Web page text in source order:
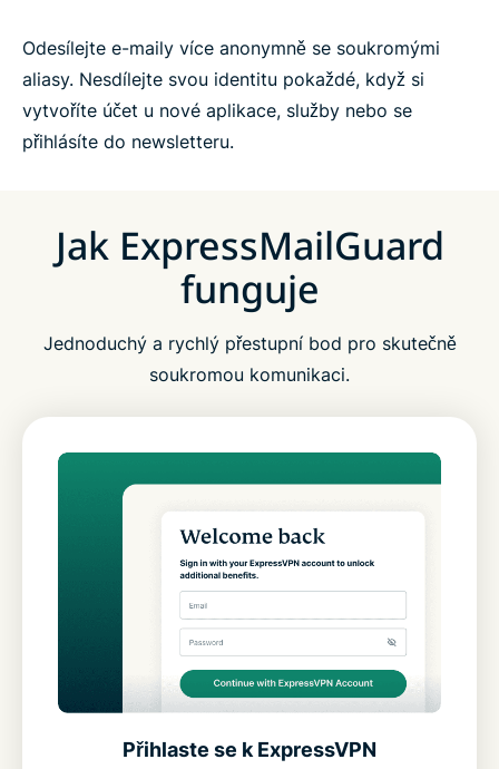
Odesílejte e-maily více anonymně se soukromými
aliasy. Nesdílejte svou identitu pokaždé, když si
vytvoříte účet u nové aplikace, služby nebo se
přihlásíte do newsletteru.
Jak ExpressMailGuard
funguje
Jednoduchý a rychlý přestupní bod pro skutečně
soukromou komunikaci.
Přihlaste se k ExpressVPN